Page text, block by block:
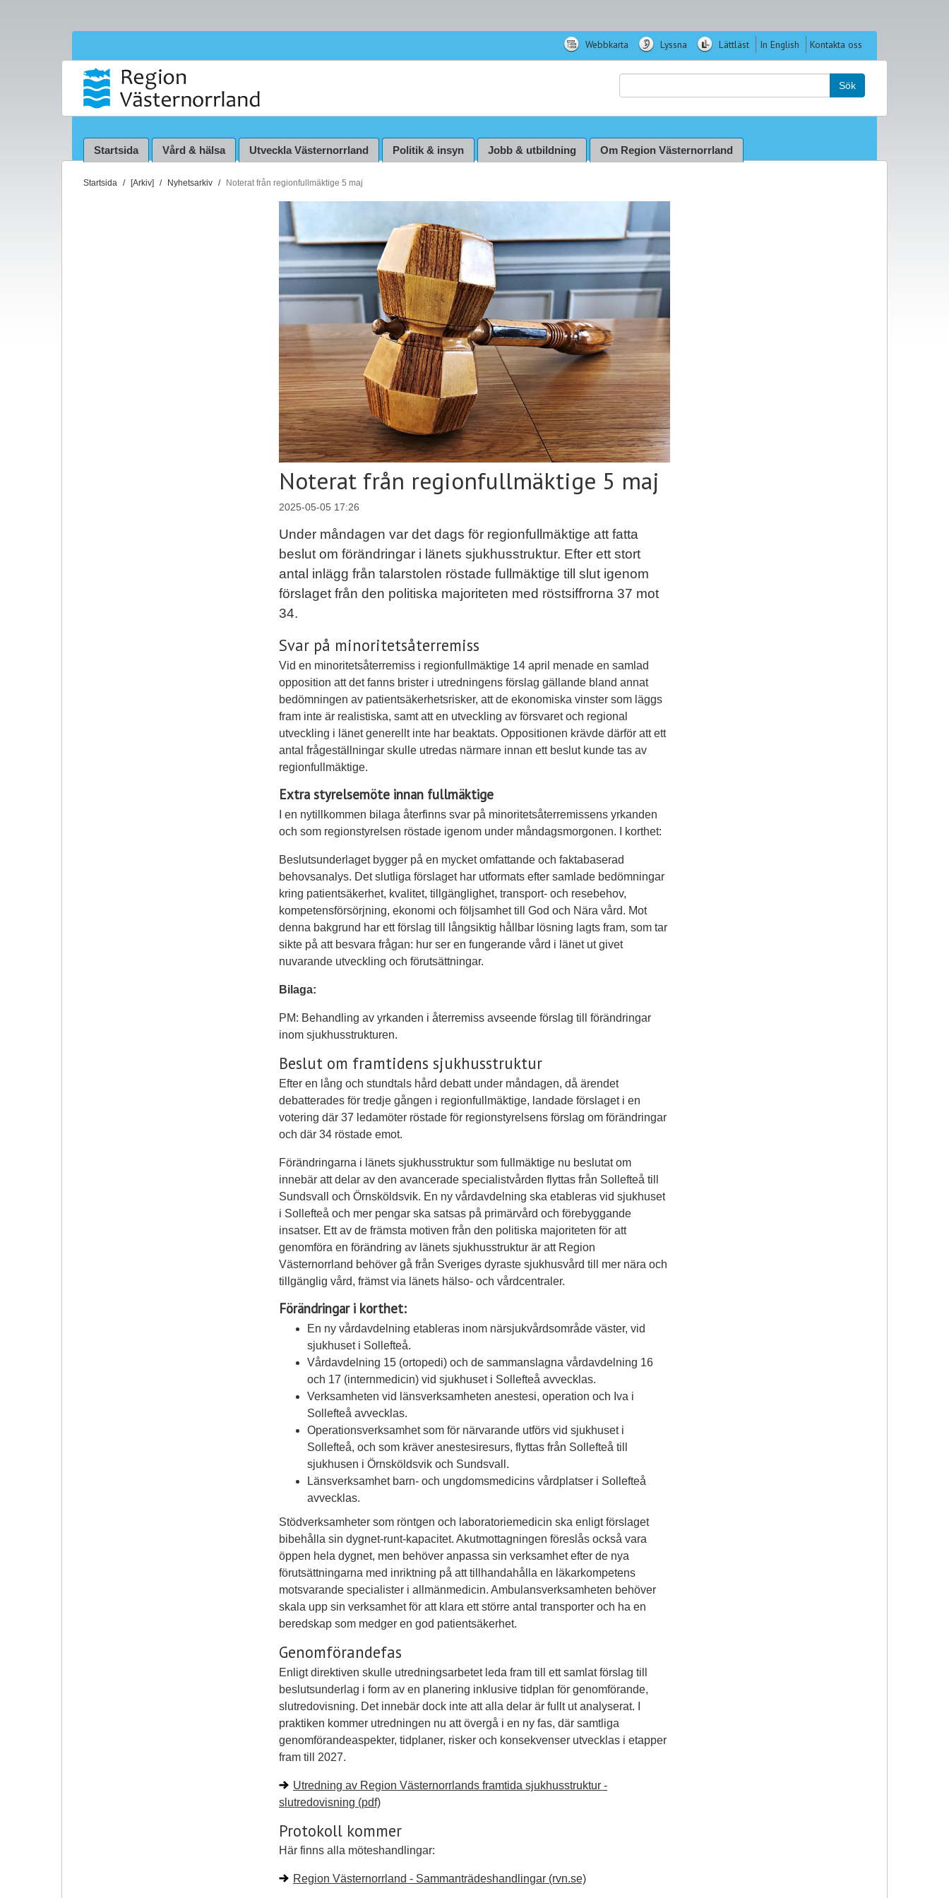
Webbkarta Lyssna Lättläst In English Kontakta oss
Sök
Startsida Vård & hälsa Utveckla Västernorrland Politik & insyn Jobb & utbildning Om Region Västernorrland
D
Startsida [Arkiv] Nyhetsarkiv Noterat från regionfullmäktige 5 maj
Noterat från regionfullmäktige 5 maj
2025-05-05 17:26
Under måndagen var det dags för regionfullmäktige att fatta
beslut om förändringar i länets sjukhusstruktur. Efter ett stort
antal inlägg från talarstolen röstade fullmäktige till slut igenom
förslaget från den politiska majoriteten med röstsiffrorna 37 mot
34.
Svar på minoritetsåterremiss
Vid en minoritetsåterremiss i regionfullmäktige 14 april menade en samlad
opposition att det fanns brister i utredningens förslag gällande bland annat
bedömningen av patientsäkerhetsrisker, att de ekonomiska vinster som läggs
fram inte är realistiska, samt att en utveckling av försvaret och regional
utveckling i länet generellt inte har beaktats. Oppositionen krävde därför att ett
antal frågeställningar skulle utredas närmare innan ett beslut kunde tas av
regionfullmäktige.
Extra styrelsemöte innan fullmäktige
I en nytillkommen bilaga återfinns svar på minoritetsåterremissens yrkanden
och som regionstyrelsen röstade igenom under måndagsmorgonen. I korthet:
Beslutsunderlaget bygger på en mycket omfattande och faktabaserad
behovsanalys. Det slutliga förslaget har utformats efter samlade bedömningar
kring patientsäkerhet, kvalitet, tillgänglighet, transport- och resebehov,
kompetensförsörjning, ekonomi och följsamhet till God och Nära vård. Mot
denna bakgrund har ett förslag till långsiktig hållbar lösning lagts fram, som tar
sikte på att besvara frågan: hur ser en fungerande vård i länet ut givet
nuvarande utveckling och förutsättningar.
Bilaga:
PM: Behandling av yrkanden i återremiss avseende förslag till förändringar
inom sjukhusstrukturen.
Beslut om framtidens sjukhusstruktur
Efter en lång och stundtals hård debatt under måndagen, då ärendet
debatterades för tredje gången i regionfullmäktige, landade förslaget i en
votering där 37 ledamöter röstade för regionstyrelsens förslag om förändringar
och där 34 röstade emot.
Förändringarna i länets sjukhusstruktur som fullmäktige nu beslutat om
innebär att delar av den avancerade specialistvården flyttas från Sollefteå till
Sundsvall och Örnsköldsvik. En ny vårdavdelning ska etableras vid sjukhuset
i Sollefteå och mer pengar ska satsas på primärvård och förebyggande
insatser. Ett av de främsta motiven från den politiska majoriteten för att
genomföra en förändring av länets sjukhusstruktur är att Region
Västernorrland behöver gå från Sveriges dyraste sjukhusvård till mer nära och
tillgänglig vård, främst via länets hälso- och vårdcentraler.
Förändringar i korthet:
En ny vårdavdelning etableras inom närsjukvårdsområde väster, vid
sjukhuset i Sollefteå.
Vårdavdelning 15 (ortopedi) och de sammanslagna vårdavdelning 16
och 17 (internmedicin) vid sjukhuset i Sollefteå avvecklas.
Verksamheten vid länsverksamheten anestesi, operation och Iva i
Sollefteå avvecklas.
Operationsverksamhet som för närvarande utförs vid sjukhuset i
Sollefteå, och som kräver anestesiresurs, flyttas från Sollefteå till
sjukhusen i Örnsköldsvik och Sundsvall.
Länsverksamhet barn- och ungdomsmedicins vårdplatser i Sollefteå
avvecklas.
Stödverksamheter som röntgen och laboratoriemedicin ska enligt förslaget
bibehålla sin dygnet-runt-kapacitet. Akutmottagningen föreslås också vara
öppen hela dygnet, men behöver anpassa sin verksamhet efter de nya
förutsättningarna med inriktning på att tillhandahålla en läkarkompetens
motsvarande specialister i allmänmedicin. Ambulansverksamheten behöver
skala upp sin verksamhet för att klara ett större antal transporter och ha en
beredskap som medger en god patientsäkerhet.
Genomförandefas
Enligt direktiven skulle utredningsarbetet leda fram till ett samlat förslag till
beslutsunderlag i form av en planering inklusive tidplan för genomförande,
slutredovisning. Det innebär dock inte att alla delar är fullt ut analyserat. I
praktiken kommer utredningen nu att övergå i en ny fas, där samtliga
genomförandeaspekter, tidplaner, risker och konsekvenser utvecklas i etapper
fram till 2027.
Utredning av Region Västernorrlands framtida sjukhusstruktur -
slutredovisning (pdf)
Protokoll kommer
Här finns alla möteshandlingar:
Region Västernorrland - Sammanträdeshandlingar (rvn.se)